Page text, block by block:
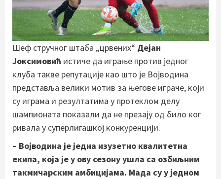
Шеф стручног штаба „црвених“ Дејан
Јоксимовић истиче да играње против једног
клуба такве репутације као што је Војводина
представља велики мотив за његове играче, који
су играма и резултатима у протеклом делу
шампионата показали да не презају од било ког
ривала у суперлигашкој конкуренцији.
– Војводина је једна изузетно квалитетна
екипа, која је у ову сезону ушла са озбиљним
такмичарским амбицијама. Мада су у једном